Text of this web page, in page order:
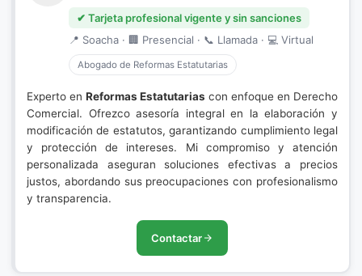
✔ Tarjeta profesional vigente y sin sanciones
📍 Soacha · 🏢 Presencial · 📞 Llamada · 💻 Virtual
Abogado de Reformas Estatutarias
Experto en Reformas Estatutarias con enfoque en Derecho
Comercial. Ofrezco asesoría integral en la elaboración y
modificación de estatutos, garantizando cumplimiento legal
y protección de intereses. Mi compromiso y atención
personalizada aseguran soluciones efectivas a precios
justos, abordando sus preocupaciones con profesionalismo
y transparencia.
Contactar